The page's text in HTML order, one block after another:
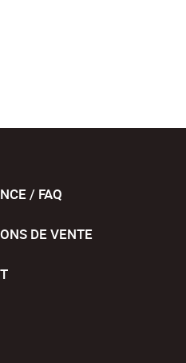
/ FAQ
DE VENTE